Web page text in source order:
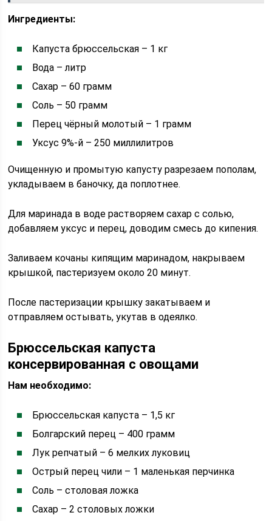
Ингредиенты:
Капуста брюссельская – 1 кг
Вода – литр
Сахар – 60 грамм
Соль – 50 грамм
Перец чёрный молотый – 1 грамм
Уксус 9%-й – 250 миллилитров
Очищенную и промытую капусту разрезаем пополам,
укладываем в баночку, да поплотнее.
Для маринада в воде растворяем сахар с солью,
добавляем уксус и перец, доводим смесь до кипения.
Заливаем кочаны кипящим маринадом, накрываем
крышкой, пастеризуем около 20 минут.
После пастеризации крышку закатываем и
отправляем остывать, укутав в одеялко.
Брюссельская капуста
консервированная с овощами
Нам необходимо:
Брюссельская капуста – 1,5 кг
Болгарский перец – 400 грамм
Лук репчатый – 6 мелких луковиц
Острый перец чили – 1 маленькая перчинка
Соль – столовая ложка
Сахар – 2 столовых ложки